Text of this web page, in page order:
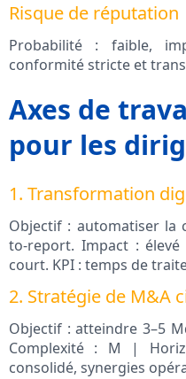
Risque de réputation
Probabilité : faible,
conformité stricte et
Axes de
pour les
1. Transformation
Objectif : automatiser la
to-report. Impact :
court. KPI : temps de
2. Stratégie de M&A
Objectif : atteindre 3–5
Complexité : M |
consolidé, synergies